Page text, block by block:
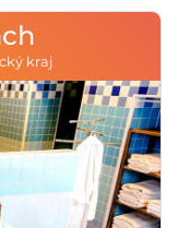
kraj